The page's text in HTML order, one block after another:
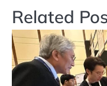
Related